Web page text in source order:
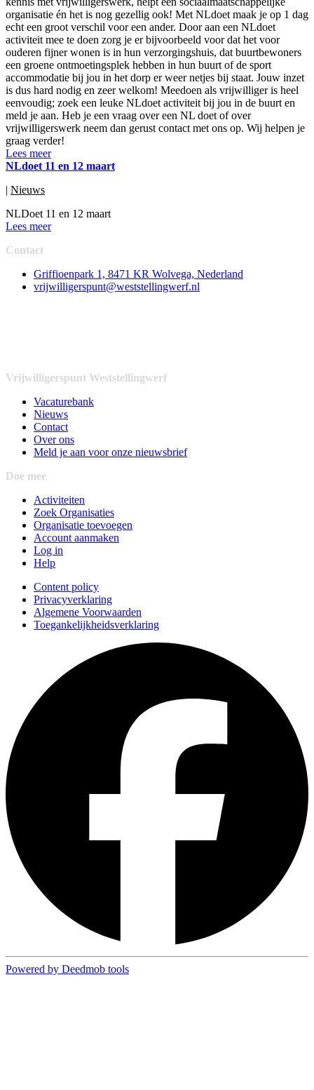
organisatie én het is nog gezellig ook! Met NLdoet maak je op 1 dag
echt een groot verschil voor een ander. Door aan een NLdoet
activiteit mee te doen zorg je er bijvoorbeeld voor dat het voor
ouderen fijner wonen is in hun verzorgingshuis, dat buurtbewoners
een groene ontmoetingsplek hebben in hun buurt of de sport
accommodatie bij jou in het dorp er weer netjes bij staat. Jouw inzet
is dus hard nodig en zeer welkom! Meedoen als vrijwilliger is heel
eenvoudig; zoek een leuke NLdoet activiteit bij jou in de buurt en
meld je aan. Heb je een vraag over een NL doet of over
vrijwilligerswerk neem dan gerust contact met ons op. Wij helpen je
graag verder!
Lees meer
NLdoet 11 en 12 maart
| Nieuws
NLDoet 11 en 12 maart
Lees meer
Contact
Griffioenpark 1, 8471 KR Wolvega, Nederland
vrijwilligerspunt@weststellingwerf.nl
Vrijwilligerspunt Weststellingwerf
Vacaturebank
Nieuws
Contact
Over ons
Meld je aan voor onze nieuwsbrief
Doe mee
Activiteiten
Zoek Organisaties
Organisatie toevoegen
Account aanmaken
Log in
Help
Content policy
Privacyverklaring
Algemene Voorwaarden
Toegankelijkheidsverklaring
Powered by Deedmob tools